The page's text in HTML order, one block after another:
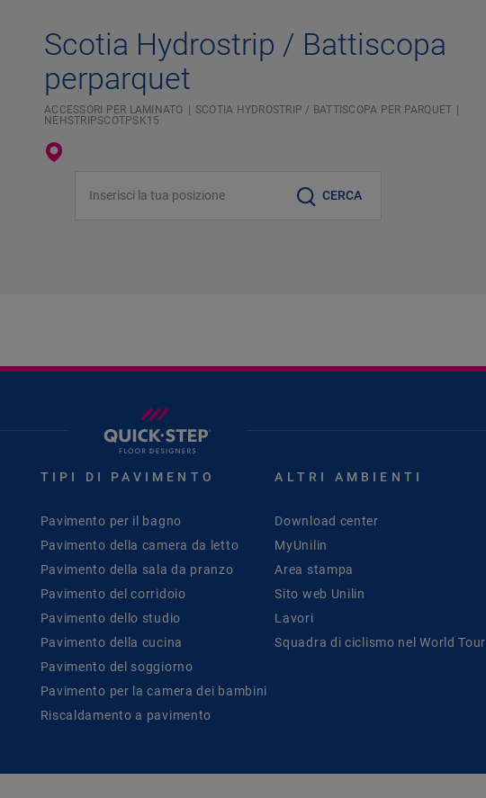
Scotia Hydrostrip / Battiscopa
perparquet
ACCESSORI PER LAMINATO
SCOTIA HYDROSTRIP / BATTISCOPA PER PARQUET
NEHSTRIPSCOTPSK15
CERCA
TIPI DI PAVIMENTO
Pavimento per il bagno
Pavimento della camera da letto
Pavimento della sala da pranzo
Pavimento del corridoio
Pavimento dello studio
Pavimento della cucina
Pavimento del soggiorno
Pavimento per la camera dei bambini
Riscaldamento a pavimento
ALTRI AMBIENTI
Download center
MyUnilin
Area stampa
Sito web Unilin
Lavori
Squadra di ciclismo nel World Tour